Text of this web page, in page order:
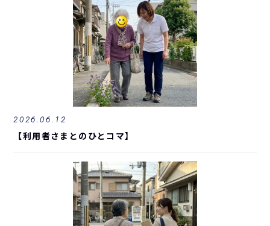
2026.06.12
【利用者さまとのひとコマ】